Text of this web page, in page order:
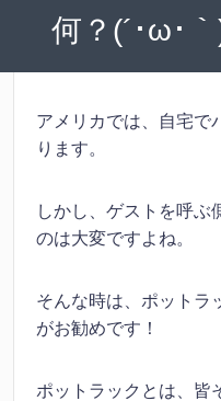
何？(´･ω･
アメリカでは、自宅で
ります。
しかし、ゲストを呼ぶ
のは大変ですよね。
そんな時は、ポットラ
がお勧めです！
ポットラックとは、皆